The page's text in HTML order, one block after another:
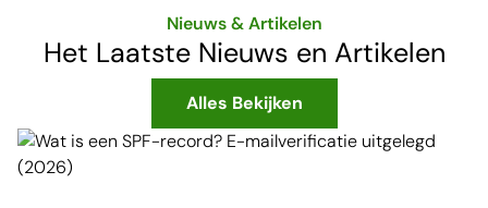
Nieuws & Artikelen
Het Laatste Nieuws en Artikelen
Alles Bekijken